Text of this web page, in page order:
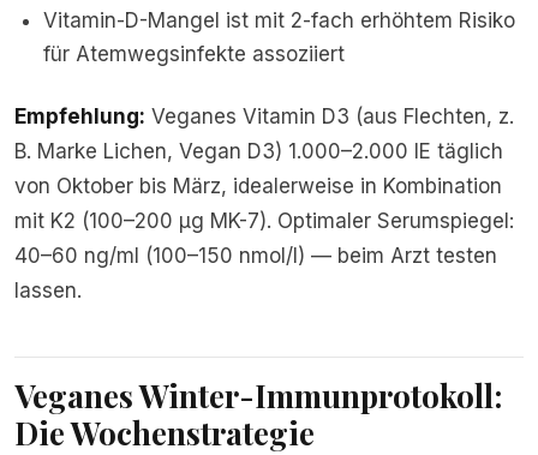
Vitamin-D-Mangel ist mit 2-fach erhöhtem Risiko
für Atemwegsinfekte assoziiert
Empfehlung: Veganes Vitamin D3 (aus Flechten, z.
B. Marke Lichen, Vegan D3) 1.000–2.000 IE täglich
von Oktober bis März, idealerweise in Kombination
mit K2 (100–200 µg MK-7). Optimaler Serumspiegel:
40–60 ng/ml (100–150 nmol/l) — beim Arzt testen
lassen.
Veganes Winter-Immunprotokoll:
Die Wochenstrategie